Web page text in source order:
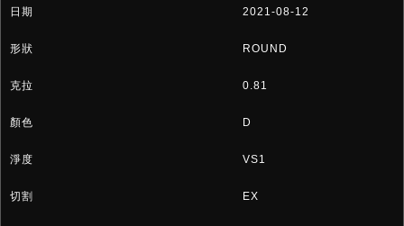
2021-08-12
ROUND
0.81
D
VS1
EX